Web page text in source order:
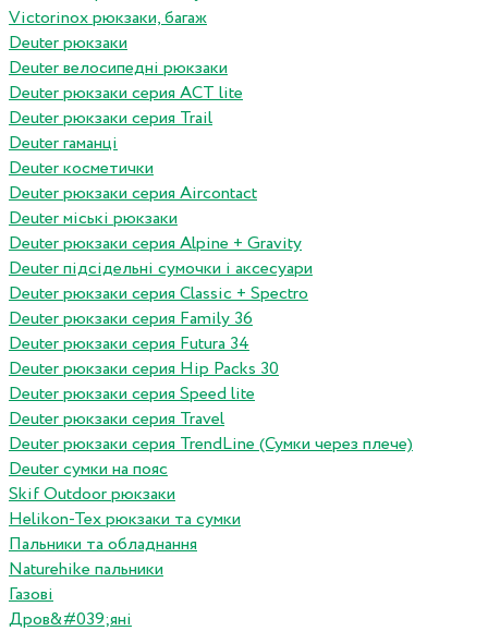
Victorinox рюкзаки, багаж
Deuter рюкзаки
Deuter велосипедні рюкзаки
Deuter рюкзаки серия ACT lite
Deuter рюкзаки серия Trail
Deuter гаманці
Deuter косметички
Deuter рюкзаки серия Aircontact
Deuter міські рюкзаки
Deuter рюкзаки серия Alpine + Gravity
Deuter підсідельні сумочки і аксесуари
Deuter рюкзаки серия Classic + Spectro
Deuter рюкзаки серия Family 36
Deuter рюкзаки серия Futura 34
Deuter рюкзаки серия Hip Packs 30
Deuter рюкзаки серия Speed lite
Deuter рюкзаки серия Travel
Deuter рюкзаки серия TrendLine (Сумки через плече)
Deuter сумки на пояс
Skif Outdoor рюкзаки
Helikon-Tex рюкзаки та сумки
Пальники та обладнання
Naturehike пальники
Газові
Дров&#039;яні